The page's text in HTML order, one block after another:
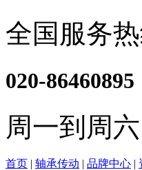
全国服务热
020-86460895
周一到周
首页 | 轴承传动 | 品牌中心 |